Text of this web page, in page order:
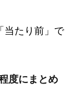
当たり前」で
度にまとめ